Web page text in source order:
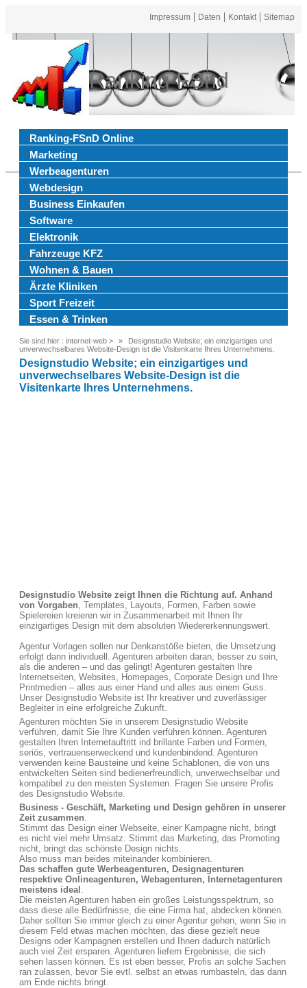
Impressum Daten Kontakt Sitemap
Ranking FSnd
Ranking-FSnD Online
Marketing
Werbeagenturen
Webdesign
Business Einkaufen
Software
Elektronik
Fahrzeuge KFZ
Wohnen & Bauen
Ärzte Kliniken
Sport Freizeit
Essen & Trinken
Sie sind hier : internet-web >
Designstudio Website; ein einzigartiges und
unverwechselbares Website-Design ist die Visitenkarte Ihres Unternehmens.
Designstudio Website; ein einzigartiges und
unverwechselbares Website-Design ist die
Visitenkarte Ihres Unternehmens.
Designstudio Website zeigt Ihnen die Richtung auf. Anhand
von Vorgaben, Templates, Layouts, Formen, Farben sowie
Spielereien kreieren wir in Zusammenarbeit mit Ihnen Ihr
einzigartiges Design mit dem absoluten Wiedererkennungswert.
Agentur Vorlagen sollen nur Denkanstöße bieten, die Umsetzung
erfolgt dann individuell. Agenturen arbeiten daran, besser zu sein,
als die anderen – und das gelingt! Agenturen gestalten Ihre
Internetseiten, Websites, Homepages, Corporate Design und Ihre
Printmedien – alles aus einer Hand und alles aus einem Guss.
Unser Designstudio Website ist Ihr kreativer und zuverlässiger
Begleiter in eine erfolgreiche Zukunft.
Agenturen möchten Sie in unserem Designstudio Website
verführen, damit Sie Ihre Kunden verführen können. Agenturen
gestalten Ihren Internetauftritt ind brillante Farben und Formen,
seriös, vertrauenserweckend und kundenbindend. Agenturen
verwenden keine Bausteine und keine Schablonen, die von uns
entwickelten Seiten sind bedienerfreundlich, unverwechselbar und
kompatibel zu den meisten Systemen. Fragen Sie unsere Profis
des Designstudio Website.
Business - Geschäft, Marketing und Design gehören in unserer
Zeit zusammen.
Stimmt das Design einer Webseite, einer Kampagne nicht, bringt
es nicht viel mehr Umsatz. Stimmt das Marketing, das Promoting
nicht, bringt das schönste Design nichts.
Also muss man beides miteinander kombinieren.
Das schaffen gute Werbeagenturen, Designagenturen
respektive Onlineagenturen, Webagenturen, Internetagenturen
meistens ideal .
Die meisten Agenturen haben ein großes Leistungsspektrum, so
dass diese alle Bedürfnisse, die eine Firma hat, abdecken können.
Daher sollten Sie immer gleich zu einer Agentur gehen, wenn Sie in
diesem Feld etwas machen möchten, das diese gezielt neue
Designs oder Kampagnen erstellen und Ihnen dadurch natürlich
auch viel Zeit ersparen. Agenturen liefern Ergebnisse, die sich
sehen lassen können. Es ist eben besser, Profis an solche Sachen
ran zulassen, bevor Sie evtl. selbst an etwas rumbasteln, das dann
am Ende nichts bringt.